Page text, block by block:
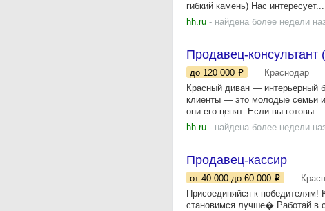
гибкий камень) Нас интересует...
hh.ru - найдена более недели
Продавец-
до 120 000 Краснодар
Красный диван — интерьерный
клиенты — это молодые семьи
они его ценят. Если вы готовы...
hh.ru - найдена более недели
Продавец-кассир
от 40 000 до 60 000
Присоединяйся к
становимся лучше� Работай в